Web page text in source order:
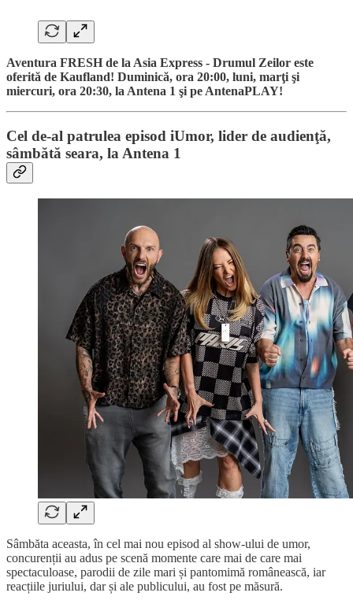
Aventura FRESH de la Asia Express - Drumul Zeilor este
oferită de Kaufland! Duminică, ora 20:00, luni, marţi şi
miercuri, ora 20:30, la Antena 1 şi pe AntenaPLAY!
Cel de-al patrulea episod iUmor, lider de audienţă,
sâmbătă seara, la Antena 1
Sâmbăta aceasta, în cel mai nou episod al show-ului de umor,
concurenții au adus pe scenă momente care mai de care mai
spectaculoase, parodii de zile mari și pantomimă românească, iar
reacțiile juriului, dar și ale publicului, au fost pe măsură.